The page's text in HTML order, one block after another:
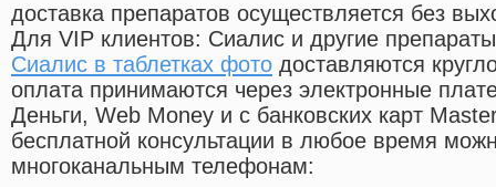
доставка препаратов осуществляется без
Для VIP клиентов: Сиалис и другие
Сиалис в таблетках фото доставляются
оплата принимаются через электронные
Деньги, Web Money и с банковских карт
бесплатной консультации в любое время
многоканальным телефонам: